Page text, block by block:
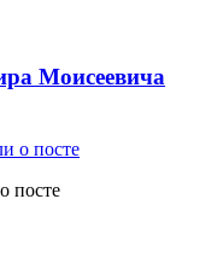
Моисеевича
посте